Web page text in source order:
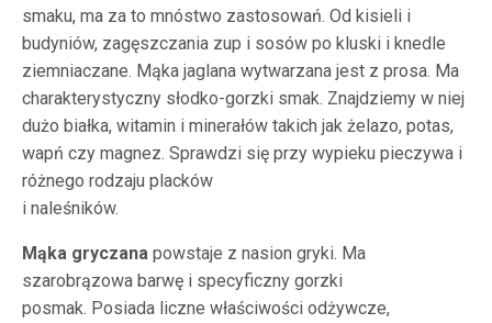
smaku, ma za to mnóstwo zastosowań. Od kisieli i
budyniów, zagęszczania zup i sosów po kluski i knedle
ziemniaczane. Mąka jaglana wytwarzana jest z prosa. Ma
charakterystyczny słodko-gorzki smak. Znajdziemy w niej
dużo białka, witamin i minerałów takich jak żelazo, potas,
wapń czy magnez. Sprawdzi się przy wypieku pieczywa i
różnego rodzaju placków
i naleśników.
Mąka gryczana powstaje z nasion gryki. Ma
szarobrązowa barwę i specyficzny gorzki
posmak. Posiada liczne właściwości odżywcze,